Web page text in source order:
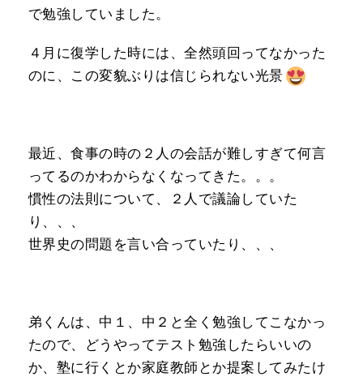
で勉強していました。
４月に復学した時には、全然頭回ってなかった
のに、この変貌ぶりは信じられない光景
最近、食事の時の２人の会話が難しすぎて何言
ってるのかわからなくなってきた。。。
慣性の法則について、２人で議論していた
り、、、
世界史の問題を言い合っていたり、、、
弟くんは、中１、中２と全く勉強してこなかっ
たので、どうやってテスト勉強したらいいの
か、塾に行くとか家庭教師とか提案してみたけ